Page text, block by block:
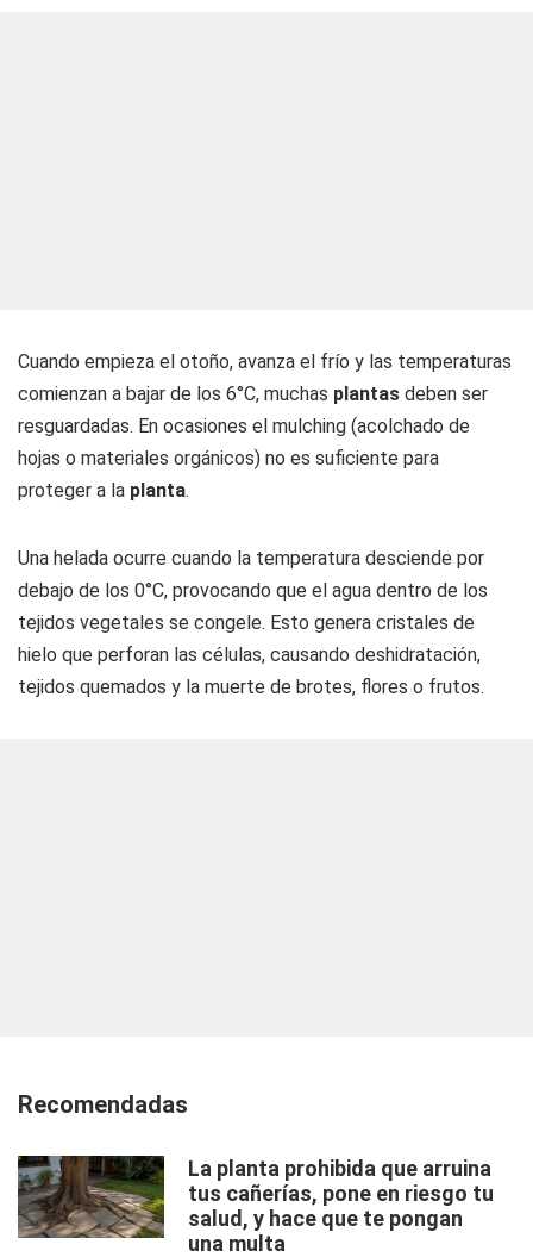
Cuando empieza el otoño, avanza el frío y las temperaturas
comienzan a bajar de los 6°C, muchas plantas deben ser
resguardadas. En ocasiones el mulching (acolchado de
hojas o materiales orgánicos) no es suficiente para
proteger a la planta.
Una helada ocurre cuando la temperatura desciende por
debajo de los 0°C, provocando que el agua dentro de los
tejidos vegetales se congele. Esto genera cristales de
hielo que perforan las células, causando deshidratación,
tejidos quemados y la muerte de brotes, flores o frutos.
Recomendadas
La planta prohibida que arruina
tus cañerías, pone en riesgo tu
salud, y hace que te pongan
una multa